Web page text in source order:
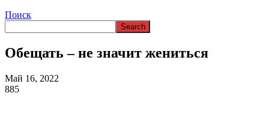
Поиск
Обещать – не значит жениться
Май 16, 2022
885